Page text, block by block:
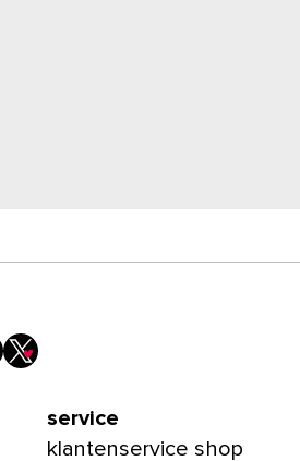
service
klantenservice shop